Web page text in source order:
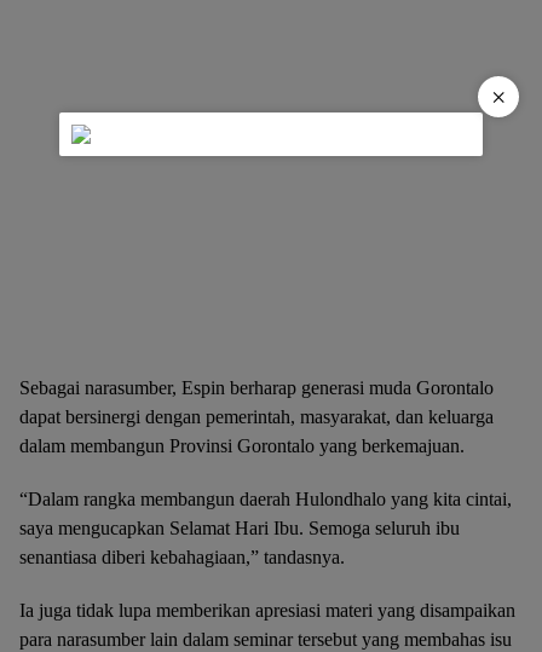
Sebagai narasumber, Espin berharap generasi muda Gorontalo
dapat bersinergi dengan pemerintah, masyarakat, dan keluarga
dalam membangun Provinsi Gorontalo yang berkemajuan.
“Dalam rangka membangun daerah Hulondhalo yang kita cintai,
saya mengucapkan Selamat Hari Ibu. Semoga seluruh ibu
senantiasa diberi kebahagiaan,” tandasnya.
Ia juga tidak lupa memberikan apresiasi materi yang disampaikan
para narasumber lain dalam seminar tersebut yang membahas isu
×